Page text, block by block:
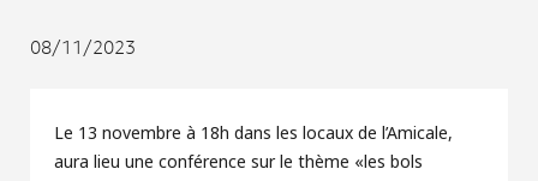
08/11/2023
Le 13 novembre à 18h dans les locaux de l’Amicale,
aura lieu une conférence sur le thème «les bols